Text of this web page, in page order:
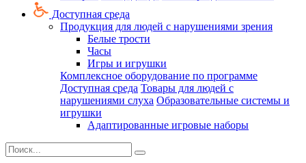
Доступная среда
Продукция для людей с нарушениями зрения
Белые трости
Часы
Игры и игрушки
Комплексное оборудование по программе
Доступная среда Товары для людей с
нарушениями слуха Образовательные системы и
игрушки
Адаптированные игровые наборы